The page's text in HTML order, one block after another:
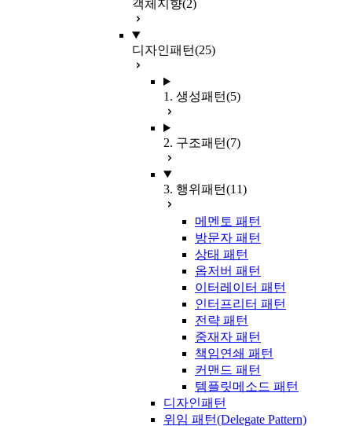
객체지향(2)
디자인패턴(25)
1. 생성패턴(5)
2. 구조패턴(7)
3. 행위패턴(11)
메멘토 패턴
방문자 패턴
상태 패턴
옵저버 패턴
이터레이터 패턴
인터프리터 패턴
전략 패턴
중재자 패턴
책임연쇄 패턴
커맨드 패턴
템플릿메소드 패턴
디자인패턴
위임 패턴(Delegate Pattern)